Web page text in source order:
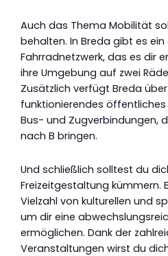
Auch das Thema Mobilität
behalten. In Breda gibt es
Fahrradnetzwerk, das es dir
ihre Umgebung auf zwei
Zusätzlich verfügt Breda
funktionierendes
Bus- und Zugverbindungen,
nach B bringen.
Und schließlich solltest du
Freizeitgestaltung kümmern.
Vielzahl von kulturellen und
um dir eine
ermöglichen. Dank der
Veranstaltungen wirst du